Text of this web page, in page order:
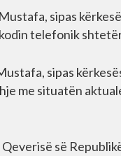
sipas
telefonik
sipas
me situatën
së